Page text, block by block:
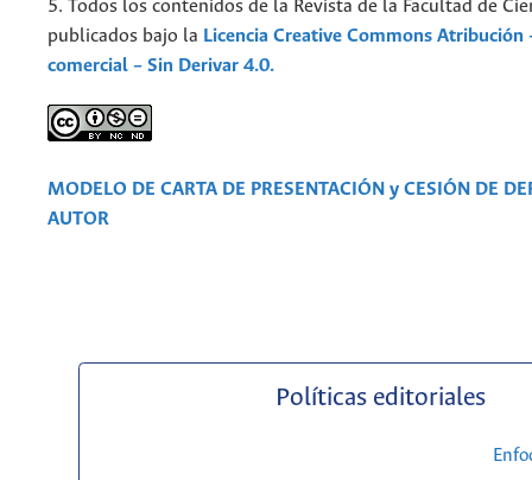
5. Todos los contenidos de la Revista de la Facultad de
publicados bajo la Licencia Creative Commons Atribución
comercial – Sin Derivar 4.0.
MODELO DE CARTA DE PRESENTACIÓN y CESIÓN DE
AUTOR
Políticas editoriales